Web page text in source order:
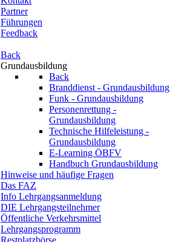
Partner
Führungen
Feedback
Back
Grundausbildung
Back
Branddienst - Grundausbildung
Funk - Grundausbildung
Personenrettung -
Grundausbildung
Technische Hilfeleistung -
Grundausbildung
E-Learning ÖBFV
Handbuch Grundausbildung
Hinweise und häufige Fragen
Das FAZ
Info Lehrgangsanmeldung
DIE Lehrgangsteilnehmer
Öffentliche Verkehrsmittel
Lehrgangsprogramm
Restplatzbörse